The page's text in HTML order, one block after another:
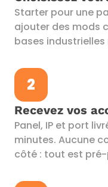
Starter pour une
ajouter des mods
bases
2
Recevez vos
Panel, IP et port
minutes. Aucune
côté : tout est